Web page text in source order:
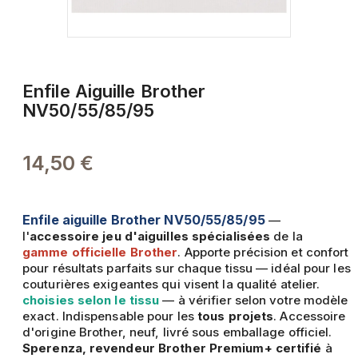
Enfile Aiguille Brother
NV50/55/85/95
14,50 €
Enfile aiguille Brother NV50/55/85/95—
l'accessoire jeu d'aiguilles spécialisées de la
gamme officielle Brother. Apporte précision et confort
pour résultats parfaits sur chaque tissu — idéal pour les
couturières exigeantes qui visent la qualité atelier.
choisies selon le tissu — à vérifier selon votre modèle
exact. Indispensable pour lestous projets. Accessoire
d'origine Brother, neuf, livré sous emballage officiel.
Sperenza, revendeur Brother Premium+ certifié à